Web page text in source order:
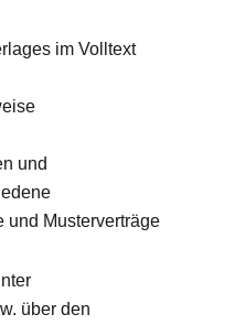
im Volltext
und
und Musterverträge
über den